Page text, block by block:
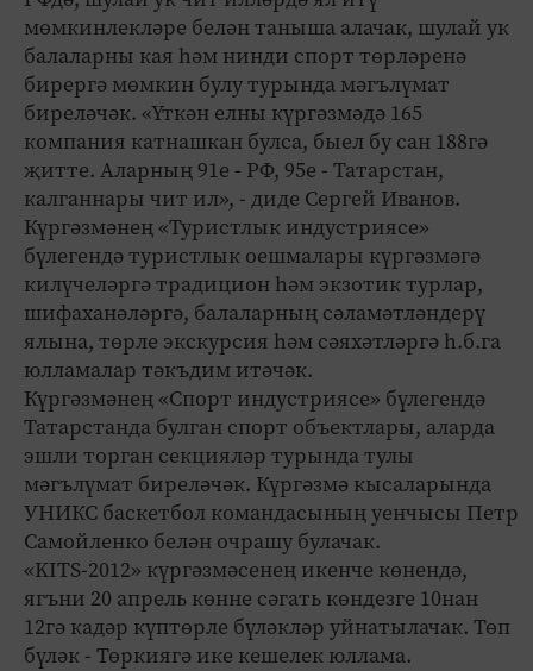
мөмкинлекләре белән таныша алачак, шулай ук
балаларны кая һәм нинди спорт төрләренә
бирергә мөмкин булу турында мәгълүмат
биреләчәк. «Үткән елны күргәзмәдә 165
компания катнашкан булса, быел бу сан 188гә
җитте. Аларның 91е - РФ, 95е - Татарстан,
калганнары чит ил», - диде Сергей Иванов.
Күргәзмәнең «Туристлык индустриясе»
бүлегендә туристлык оешмалары күргәзмәгә
килүчеләргә традицион һәм экзотик турлар,
шифаханәләргә, балаларның сәламәтләндерү
ялына, төрле экскурсия һәм сәяхәтләргә һ.б.га
юлламалар тәкъдим итәчәк.
Күргәзмәнең «Спорт индустриясе» бүлегендә
Татарстанда булган спорт объектлары, аларда
эшли торган секцияләр турында тулы
мәгълүмат биреләчәк. Күргәзмә кысаларында
УНИКС баскетбол командасының уенчысы Петр
Самойленко белән очрашу булачак.
«KITS-2012» күргәзмәсенең икенче көнендә,
ягъни 20 апрель көнне сәгать көндезге 10нан
12гә кадәр күптөрле бүләкләр уйнатылачак. Төп
бүләк - Төркиягә ике кешелек юллама.